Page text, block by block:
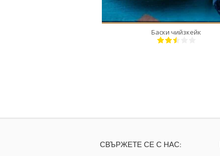
Баски чийзкейк
СВЪРЖЕТЕ СЕ С НАС: